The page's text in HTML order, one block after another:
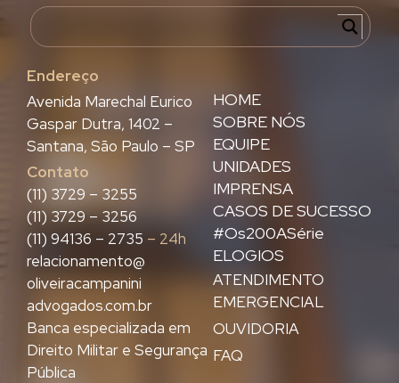
Endereço
HOME
SOBRE NÓS
EQUIPE
UNIDADES
IMPRENSA
CASOS DE SUCESSO
#Os200ASérie
ELOGIOS
ATENDIMENTO
EMERGENCIAL
OUVIDORIA
FAQ
Avenida Marechal Eurico
Gaspar Dutra, 1402 –
Santana, São Paulo – SP
Contato
(11) 3729 – 3255
(11) 3729 – 3256
(11) 94136 – 2735 – 24h
relacionamento@
oliveiracampanini
advogados.com.br
Banca especializada em
Direito Militar e Segurança
Pública